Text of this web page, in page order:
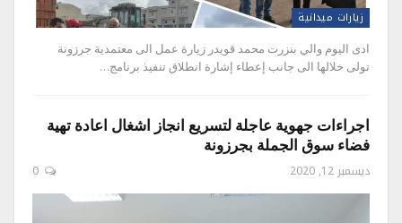
زيارات ميدانية
ادى اليوم والي بنزرت محمد قويدر زيارة عمل الى معتمدية جرزونة
تولى خلالها الى جانب إعطاء إشارة انطلاق تنفيذ برنامج…
اجراءات جهوية عاجلة لتسريع انجاز اشغال اعادة تهية
فضاء سوق الجملة بجرزونة
ديسمبر 12, 2020